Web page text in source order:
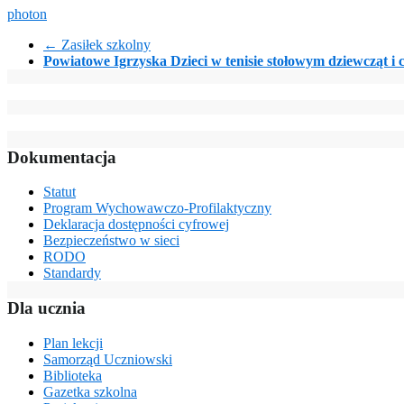
photon
← Zasiłek szkolny
Powiatowe Igrzyska Dzieci w tenisie stołowym dziewcząt i
Dokumentacja
Statut
Program Wychowawczo-Profilaktyczny
Deklaracja dostępności cyfrowej
Bezpieczeństwo w sieci
RODO
Standardy
Dla ucznia
Plan lekcji
Samorząd Uczniowski
Biblioteka
Gazetka szkolna